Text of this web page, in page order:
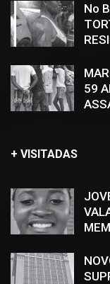
No
59
+ VISITADAS